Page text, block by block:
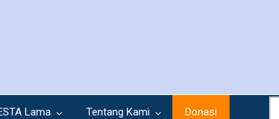
Lama Tentang Kami Donasi